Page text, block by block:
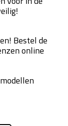
Bestel de
online